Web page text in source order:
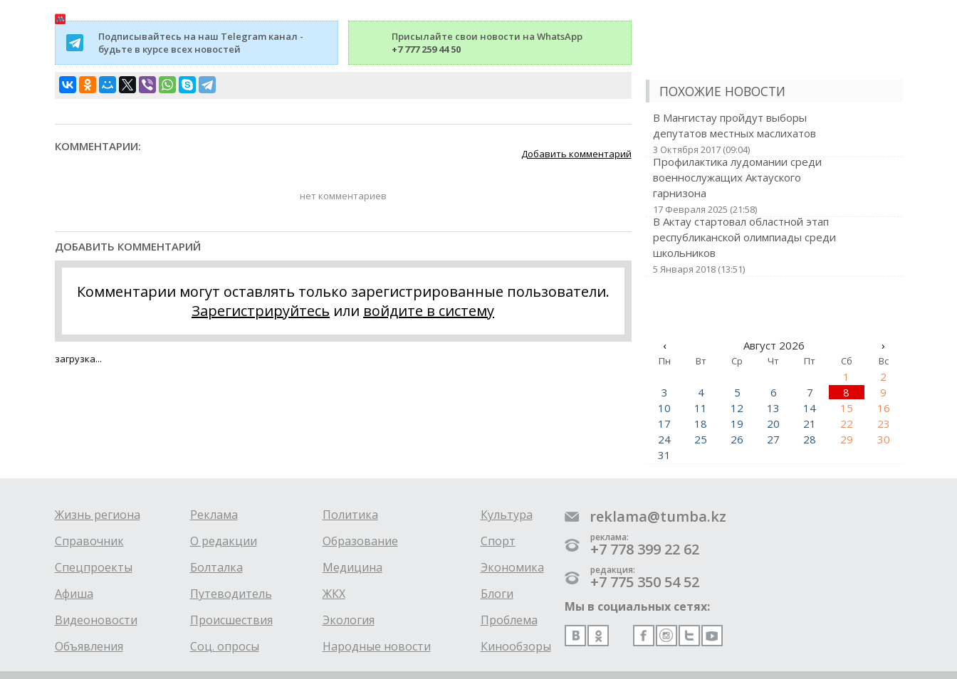
Подписывайтесь на наш Telegram канал -
будьте в курсе всех новостей
Присылайте свои новости на WhatsApp
+7 777 259 44 50
КОММЕНТАРИИ:
Добавить комментарий
нет комментариев
ДОБАВИТЬ КОММЕНТАРИЙ
Комментарии могут оставлять только зарегистрированные пользователи.
Зарегистрируйтесь или войдите в систему
загрузка...
ПОХОЖИЕ НОВОСТИ
В Мангистау пройдут выборы
депутатов местных маслихатов
3 Октября 2017 (09:04)
Профилактика лудомании среди
военнослужащих Актауского
гарнизона
17 Февраля 2025 (21:58)
В Актау стартовал областной этап
республиканской олимпиады среди
школьников
5 Января 2018 (13:51)
‹ Август 2026 ›
Пн Вт Ср Чт Пт Сб Вс
1
2
3
4 5 6 7 8
9
10
11 12 13 14 15
16
17
18 19 20 21 22
23
24
25 26 27 28 29
30
31
Жизнь региона
Справочник
Спецпроекты
Афиша
Видеоновости
Объявления
Реклама
О редакции
Болталка
Путеводитель
Происшествия
Соц. опросы
Политика
Образование
Медицина
ЖКХ
Экология
Народные новости
Культура
Спорт
Экономика
Блоги
Проблема
Кинообзоры
reklama@tumba.kz
реклама:
+7 778 399 22 62
редакция:
+7 775 350 54 52
Мы в социальных сетях: